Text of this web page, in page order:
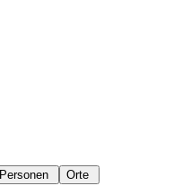
Personen Orte